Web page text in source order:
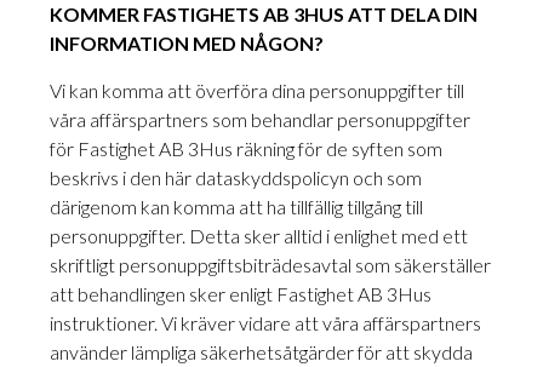
KOMMER FASTIGHETS AB 3HUS ATT DELA DIN
INFORMATION MED NÅGON?
Vi kan komma att överföra dina personuppgifter till
våra affärspartners som behandlar personuppgifter
för Fastighet AB 3Hus räkning för de syften som
beskrivs i den här dataskyddspolicyn och som
därigenom kan komma att ha tillfällig tillgång till
personuppgifter. Detta sker alltid i enlighet med ett
skriftligt personuppgiftsbiträdesavtal som säkerställer
att behandlingen sker enligt Fastighet AB 3Hus
instruktioner. Vi kräver vidare att våra affärspartners
använder lämpliga säkerhetsåtgärder för att skydda